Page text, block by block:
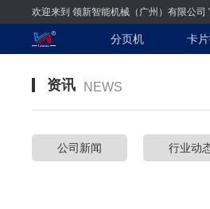
欢迎来到 领新智能机械（广州）有限公司
分页机 卡
资讯 NEWS
公司新闻 行业动